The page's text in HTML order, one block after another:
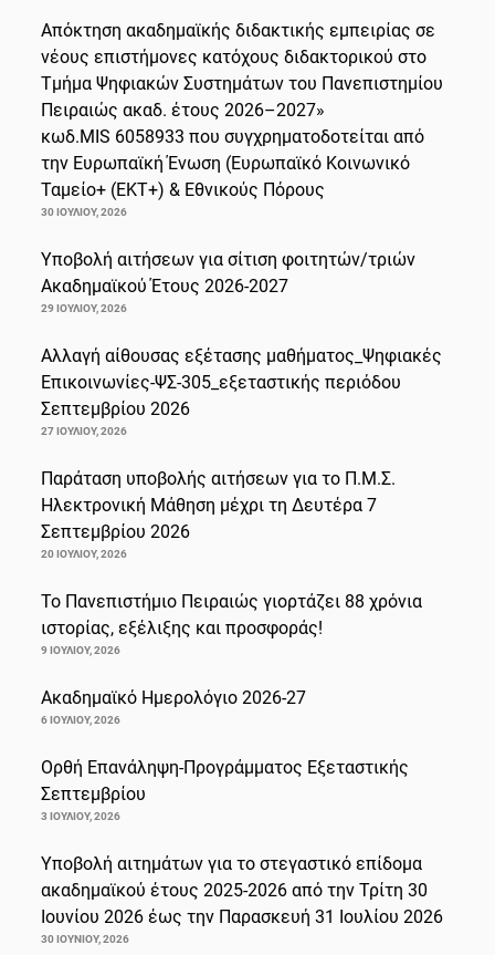
Απόκτηση ακαδημαϊκής διδακτικής εμπειρίας σε
νέους επιστήμονες κατόχους διδακτορικού στο
Τμήμα Ψηφιακών Συστημάτων του Πανεπιστημίου
Πειραιώς ακαδ. έτους 2026–2027»
κωδ.MIS 6058933 που συγχρηματοδοτείται από
την Ευρωπαϊκή Ένωση (Ευρωπαϊκό Κοινωνικό
Ταμείο+ (ΕΚΤ+) & Εθνικούς Πόρους
30 ΙΟΥΛΊΟΥ, 2026
Υποβολή αιτήσεων για σίτιση φοιτητών/τριών
Ακαδημαϊκού Έτους 2026-2027
29 ΙΟΥΛΊΟΥ, 2026
Αλλαγή αίθουσας εξέτασης μαθήματος_Ψηφιακές
Επικοινωνίες-ΨΣ-305_εξεταστικής περιόδου
Σεπτεμβρίου 2026
27 ΙΟΥΛΊΟΥ, 2026
Παράταση υποβολής αιτήσεων για το Π.Μ.Σ.
Ηλεκτρονική Μάθηση μέχρι τη Δευτέρα 7
Σεπτεμβρίου 2026
20 ΙΟΥΛΊΟΥ, 2026
Το Πανεπιστήμιο Πειραιώς γιορτάζει 88 χρόνια
ιστορίας, εξέλιξης και προσφοράς!
9 ΙΟΥΛΊΟΥ, 2026
Ακαδημαϊκό Ημερολόγιο 2026-27
6 ΙΟΥΛΊΟΥ, 2026
Ορθή Επανάληψη-Προγράμματος Εξεταστικής
Σεπτεμβρίου
3 ΙΟΥΛΊΟΥ, 2026
Υποβολή αιτημάτων για το στεγαστικό επίδομα
ακαδημαϊκού έτους 2025-2026 από την Τρίτη 30
Ιουνίου 2026 έως την Παρασκευή 31 Ιουλίου 2026
30 ΙΟΥΝΊΟΥ, 2026